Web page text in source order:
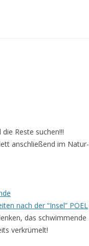
Reste suchen!!!
anschließend im Natur­
nach der “Insel” POEL
das schwimmende
verkrümelt!